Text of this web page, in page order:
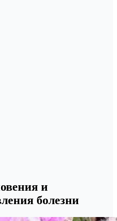
и
болезни